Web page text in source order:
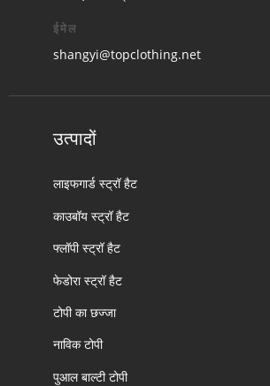
ईमेल
shangyi@topclothing.net
उत्पादों
लाइफगार्ड स्ट्रॉ हैट
काउबॉय स्ट्रॉ हैट
फ्लॉपी स्ट्रॉ हैट
फेडोरा स्ट्रॉ हैट
टोपी का छज्जा
नाविक टोपी
पुआल बाल्टी टोपी